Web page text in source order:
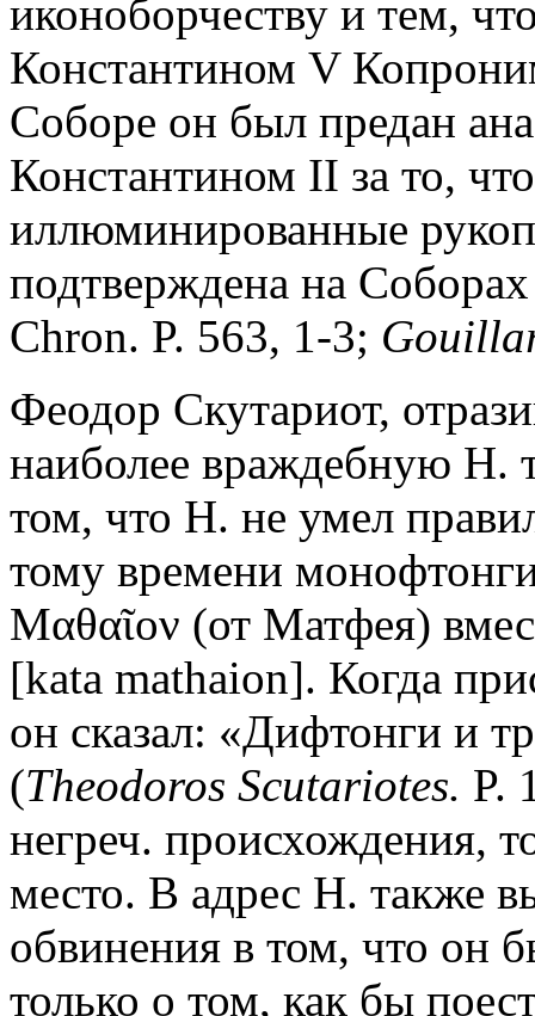
иконоборчеству и тем,
Константином V
Соборе он был предан
Константином II за то,
иллюминированные
подтверждена на
Chron. P. 563, 1-3;
Феодор Скутариот,
наиболее враждебную Н.
том, что Н. не умел
тому времени
Μαθαῖον (от Матфея)
[kata mathaion]. Когда
он сказал: «Дифтонги и
(Theodoros Scutariotes. P.
негреч. происхождения,
место. В адрес Н. также
обвинения в том, что он
только о том, как бы